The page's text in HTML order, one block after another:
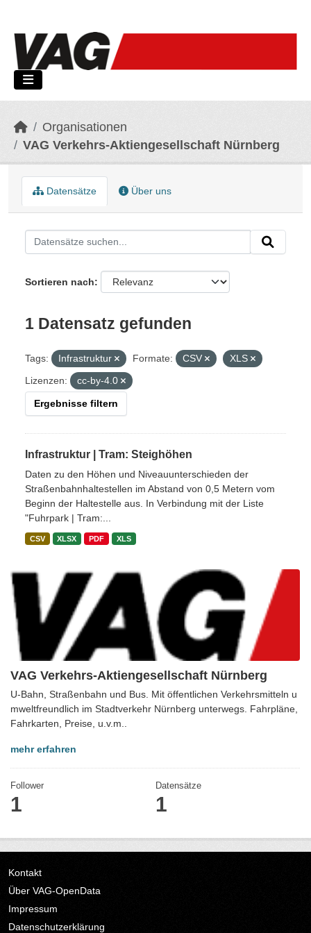
Organisationen
VAG Verkehrs-Aktiengesellschaft Nürnberg
VAG Verkehrs-Aktiengesellschaft Nürnberg
U-Bahn, Straßenbahn und Bus. Mit öffentlichen Verkehrsmitteln u
mweltfreundlich im Stadtverkehr Nürnberg unterwegs. Fahrpläne,
Fahrkarten, Preise, u.v.m..
mehr erfahren
Follower
1
Datensätze
1
Datensätze Über uns
Sortieren nach
1 Datensatz gefunden
Tags: Infrastruktur Formate: CSV
XLS
Lizenzen:
cc-by-4.0
Ergebnisse filtern
Infrastruktur | Tram: Steighöhen
Daten zu den Höhen und Niveauunterschieden der
Straßenbahnhaltestellen im Abstand von 0,5 Metern vom
Beginn der Haltestelle aus. In Verbindung mit der Liste
"Fuhrpark | Tram:...
CSV XLSX PDF XLS
Kontakt
Über VAG-OpenData
Impressum
Datenschutzerklärung